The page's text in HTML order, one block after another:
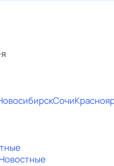
Сочи
Новостные